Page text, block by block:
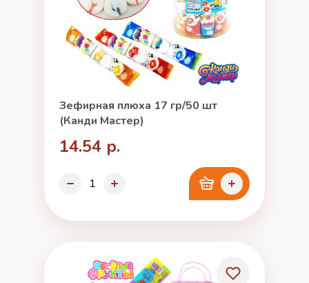
Зефирная плюха 17 гр/50 шт
(Канди Мастер)
14.54 р.